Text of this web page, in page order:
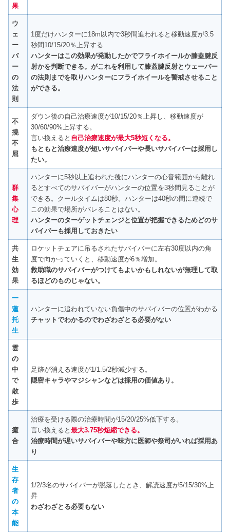
果
ウ
ェ
ー
バ
ー
の
法
則
1度だけハンターに18m以内で3秒間追われると移動速度が3.5
秒間10/15/20％上昇する
ハンターはこの効果が発動したかでフライホイールか膝蓋腱反
射かを判断できる。がこれを利用して膝蓋腱反射とウェーバー
の法則までを取りハンターにフライホイールを警戒させること
ができる。
不
撓
不
屈
ダウン後の自己治療速度が10/15/20％上昇し、移動速度が
30/60/90%上昇する。
言い換えると 自己治療速度が最大5秒短くなる。
もともと治療速度が短いサバイバーや長いサバイバーは採用し
たい。
群
集
心
理
ハンターに5秒以上追われた後にハンターの心音範囲から離れ
るとすべてのサバイバーがハンターの位置を3秒間見ることが
できる。クールタイムは80秒。ハンターは40秒の間に連続で
この効果で場所がバレることはない。
ハンターのターゲットチェンジと位置が把握できるためどのサ
バイバーも採用しておきたい
共
生
効
果
ロケットチェアに吊るされたサバイバーに左右30度以内の角
度で向かっていくと、移動速度が6％増加。
救助職のサバイバーがつけてもよいかもしれないが無理して取
るほどのものじゃない。
一
蓮
托
生
ハンターに追われていない負傷中のサバイバーの位置がわかる
チャットでわかるのでわざわざとる必要がない
雲
の
中
で
散
歩
足跡が消える速度が1/1.5/2秒減少する。
隠密キャラやマジシャンなどは採用の価値あり。
癒
合
治療を受ける際の治療時間が15/20/25%低下する。
言い換えると最大3.75秒短縮できる。
治療時間が遅いサバイバーや味方に医師や祭司がいれば採用あ
り
生
存
者
の
本
能
1/2/3名のサバイバーが脱落したとき、解読速度が5/15/30%上
昇
わざわざとる必要もない